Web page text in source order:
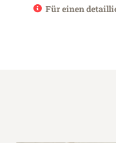
Für einen